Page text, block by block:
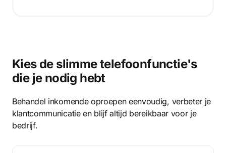
Kies de slimme telefoonfunctie's
die je nodig hebt
Behandel inkomende oproepen eenvoudig, verbeter je
klantcommunicatie en blijf altijd bereikbaar voor je
bedrijf.